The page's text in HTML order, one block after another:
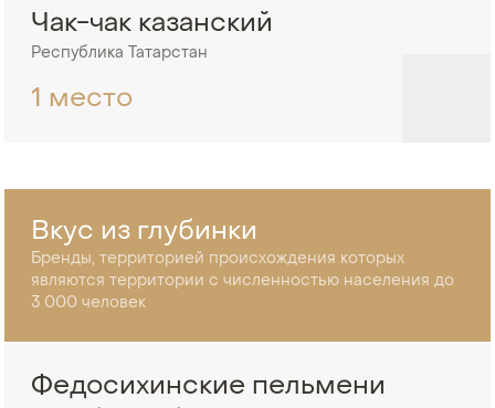
Чак-чак казанский
Республика Татарстан
1 место
Вкус из глубинки
Бренды, территорией происхождения которых
являются территории с численностью населения до
3 000 человек
Федосихинские пельмени